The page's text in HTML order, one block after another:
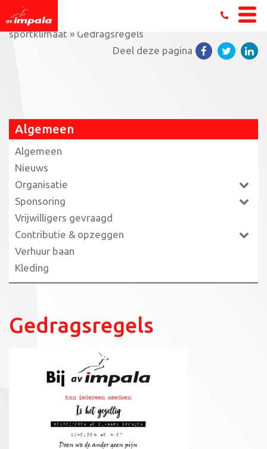
Home»Algemeen
Sociaal veilig
sportklimaat » Gedragsregels
Deel deze pagina
Algemeen
Algemeen
Nieuws
Organisatie
Sponsoring
Vrijwilligers gevraagd
Contributie & opzeggen
Verhuur baan
Kleding
Gedragsregels